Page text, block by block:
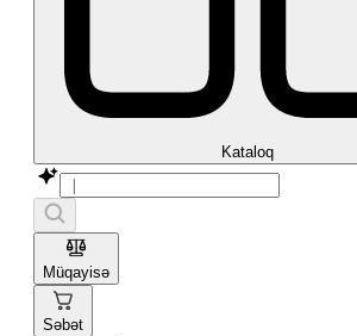
Kataloq
Müqayisə
Səbət